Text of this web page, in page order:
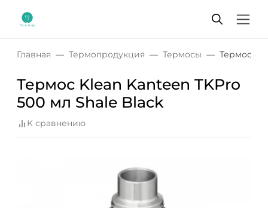
Главная Термопродукция Термосы Термос
Термос Klean Kanteen TKPro
500 мл Shale Black
К сравнению